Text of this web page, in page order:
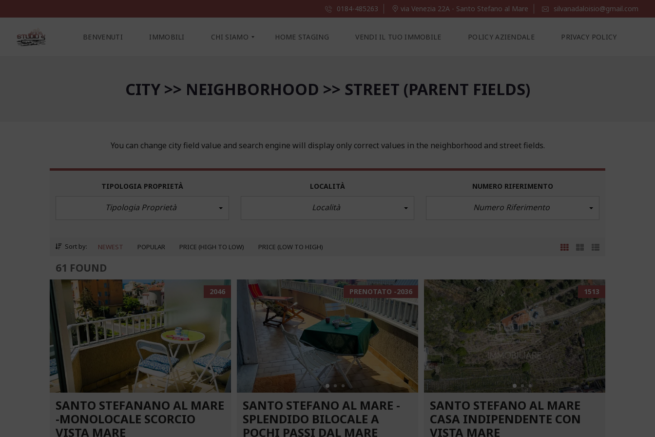
0184-485263 via Venezia 22A - Santo Stefano al Mare silvanadaloisio@gmail.com
BENVENUTI IMMOBILI CHI SIAMO
C
O
I
HOME STAGING VENDI IL TUO IMMOBILE POLICY AZIENDALE PRIVACY POLICY
CITY >> NEIGHBORHOOD >> STREET (PARENT FIELDS)
You can change city field value and search engine will display only correct values in the neighborhood and street fields.
TIPOLOGIA PROPRIETÀ
Tipologia Proprietà
LOCALITÀ
Località
NUMERO RIFERIMENTO
Numero Riferimento
Sort by: NEWEST POPULAR PRICE (HIGH TO LOW) PRICE (LOW TO HIGH)
61 FOUND
2046
SANTO STEFANANO AL MARE
-MONOLOCALE SCORCIO
VISTA MARE
PRENOTATO -2036
SANTO STEFANO AL MARE -
SPLENDIDO BILOCALE A
POCHI PASSI DAL MARE
1513
SANTO STEFANO AL MARE
CASA INDIPENDENTE CON
VISTA MARE